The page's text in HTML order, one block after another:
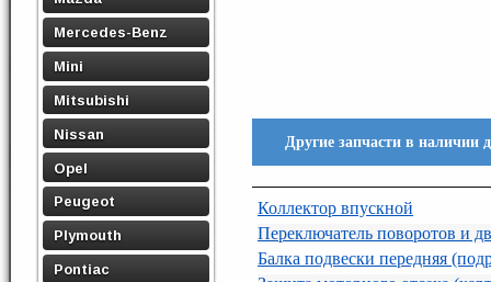
Mercedes-Benz
Mini
Mitsubishi
Nissan
Opel
Peugeot
Plymouth
Pontiac
Другие запчасти в наличии
Коллектор впускной
Переключатель поворотов и
Балка подвески передняя